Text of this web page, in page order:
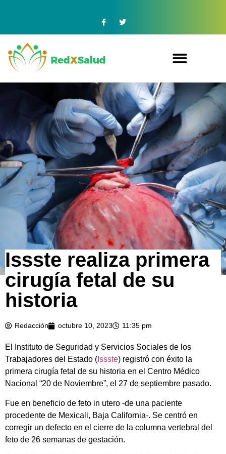
Issste realiza primera
cirugía fetal de su
historia
Redacción octubre 10, 2023 11:35 pm
El Instituto de Seguridad y Servicios Sociales de los
Trabajadores del Estado ( Issste) registró con éxito la
primera cirugía fetal de su historia en el Centro Médico
Nacional “20 de Noviembre”, el 27 de septiembre pasado.
Fue en beneficio de feto in utero -de una paciente
procedente de Mexicali, Baja California-. Se centró en
corregir un defecto en el cierre de la columna vertebral del
feto de 26 semanas de gestación.